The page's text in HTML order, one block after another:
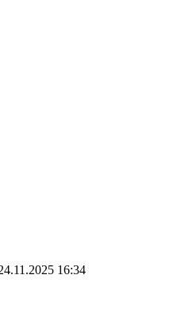
16:34